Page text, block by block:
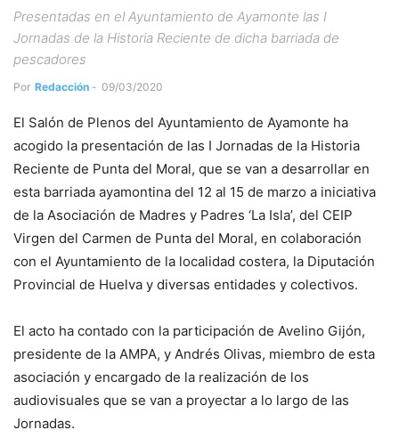
Presentadas en el Ayuntamiento de Ayamonte las I
Jornadas de la Historia Reciente de dicha barriada de
pescadores
Por Redacción - 09/03/2020
El Salón de Plenos del Ayuntamiento de Ayamonte ha
acogido la presentación de las I Jornadas de la Historia
Reciente de Punta del Moral, que se van a desarrollar en
esta barriada ayamontina del 12 al 15 de marzo a iniciativa
de la Asociación de Madres y Padres ‘La Isla’, del CEIP
Virgen del Carmen de Punta del Moral, en colaboración
con el Ayuntamiento de la localidad costera, la Diputación
Provincial de Huelva y diversas entidades y colectivos.
El acto ha contado con la participación de Avelino Gijón,
presidente de la AMPA, y Andrés Olivas, miembro de esta
asociación y encargado de la realización de los
audiovisuales que se van a proyectar a lo largo de las
Jornadas.